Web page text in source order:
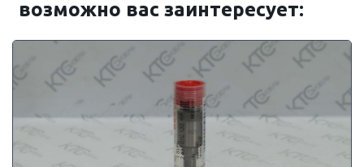
возможно вас заинтересует: